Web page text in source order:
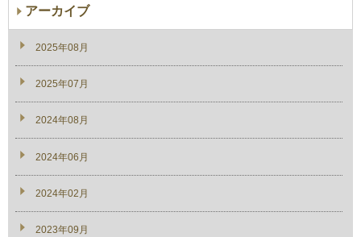
アーカイブ
2025年08月
2025年07月
2024年08月
2024年06月
2024年02月
2023年09月